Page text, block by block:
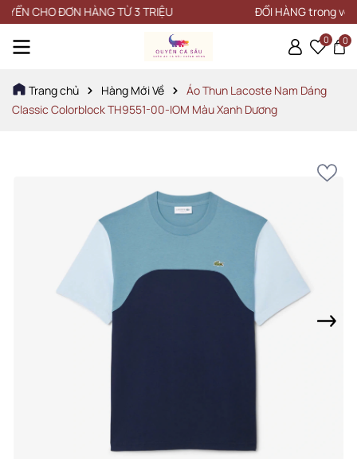
ĐƠN HÀNG TỪ 3 TRIỆU ĐỔI HÀNG trong vòng 15
0 0
Trang chủ Hàng Mới Về
Áo Thun Lacoste Nam Dáng
Classic Colorblock TH9551-00-IOM Màu Xanh Dương